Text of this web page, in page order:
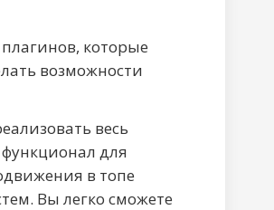
которые
возможности
весь
для
в топе
Вы легко сможете